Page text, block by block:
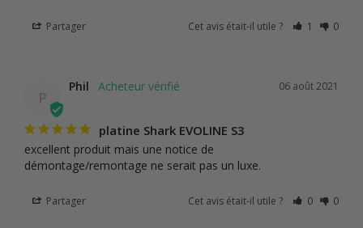
Partager Cet avis était-il utile ? 1 0
P
06 août 2021
Phil
platine Shark EVOLINE S3
excellent produit mais une notice de
démontage/remontage ne serait pas un luxe.
Partager Cet avis était-il utile ? 0 0